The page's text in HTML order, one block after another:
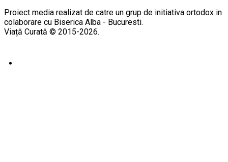
Proiect media realizat de catre un grup de initiativa ortodox in
colaborare cu Biserica Alba - Bucuresti.
Viață Curată © 2015-2026.